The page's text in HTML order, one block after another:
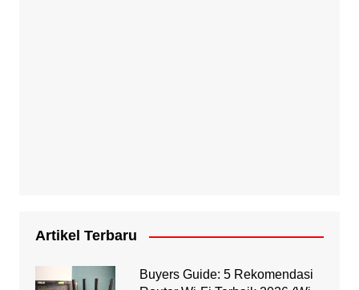
Artikel Terbaru
Buyers Guide: 5 Rekomendasi